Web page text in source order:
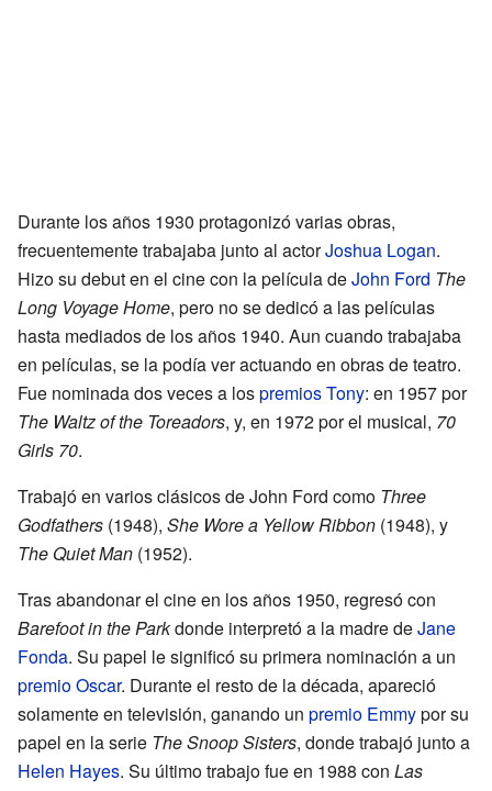
Durante los años 1930 protagonizó varias obras,
frecuentemente trabajaba junto al actorJoshua Logan.
Hizo su debut en el cine con la película deJohn Ford The
Long Voyage Home, pero no se dedicó a las películas
hasta mediados de los años 1940. Aun cuando trabajaba
en películas, se la podía ver actuando en obras de teatro.
Fue nominada dos veces a lospremios Tony: en 1957 por
The Waltz of the Toreadors, y, en 1972 por el musical, 70
Girls 70.
Trabajó en varios clásicos de John Ford como Three
Godfathers (1948), She Wore a Yellow Ribbon (1948), y
The Quiet Man (1952).
Tras abandonar el cine en los años 1950, regresó con
Barefoot in the Parkdonde interpretó a la madre deJane
Fonda. Su papel le significó su primera nominación a un
premio Oscar. Durante el resto de la década, apareció
solamente en televisión, ganando un premio Emmypor su
papel en la serie The Snoop Sisters, donde trabajó junto a
Helen Hayes. Su último trabajo fue en 1988 con Las